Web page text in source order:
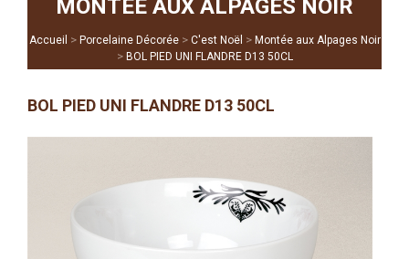
MONTÉE AUX ALPAGES NOIR
Accueil > Porcelaine Décorée > C'est Noël > Montée aux Alpages Noir
> BOL PIED UNI FLANDRE D13 50CL
BOL PIED UNI FLANDRE D13 50CL